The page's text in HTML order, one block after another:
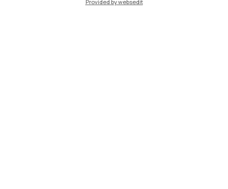
Provided by websedit